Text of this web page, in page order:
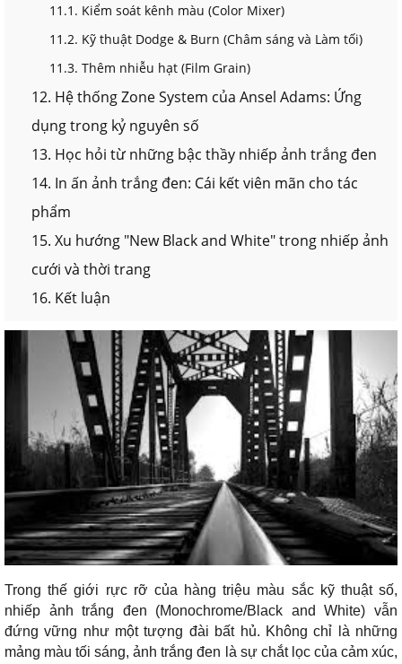
11.1. Kiểm soát kênh màu (Color Mixer)
11.2. Kỹ thuật Dodge & Burn (Châm sáng và Làm tối)
11.3. Thêm nhiễu hạt (Film Grain)
12. Hệ thống Zone System của Ansel Adams: Ứng
dụng trong kỷ nguyên số
13. Học hỏi từ những bậc thầy nhiếp ảnh trắng đen
14. In ấn ảnh trắng đen: Cái kết viên mãn cho tác
phẩm
15. Xu hướng "New Black and White" trong nhiếp ảnh
cưới và thời trang
16. Kết luận
Trong thế giới rực rỡ của hàng triệu màu sắc kỹ thuật số,
nhiếp ảnh trắng đen (Monochrome/Black and White) vẫn
đứng vững như một tượng đài bất hủ. Không chỉ là những
mảng màu tối sáng, ảnh trắng đen là sự chắt lọc của cảm xúc,